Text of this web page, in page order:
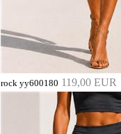
rock yy600180 119,00 EUR